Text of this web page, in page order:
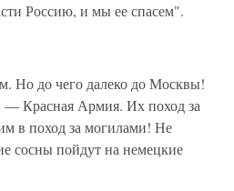
Россию, и мы ее спасем".
Но до чего далеко до Москвы!
Красная Армия. Их поход за
в поход за могилами! Не
сосны пойдут на немецкие